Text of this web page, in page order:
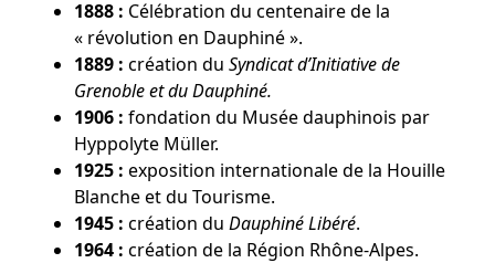
1888 : Célébration du centenaire de la
« révolution en Dauphiné ».
1889 : création du Syndicat d’Initiative de
Grenoble et du Dauphiné.
1906 : fondation du Musée dauphinois par
Hyppolyte Müller.
1925 : exposition internationale de la Houille
Blanche et du Tourisme.
1945 : création du Dauphiné Libéré.
1964 : création de la Région Rhône-Alpes.